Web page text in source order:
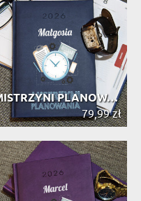
MISTRZYNI PLANOWANIA - KALENDARZ 2026
79,99 zł